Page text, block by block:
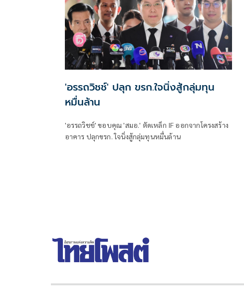
'อรรถวิชช์' ปลุก ขรก.ใจนิ่งสู้กลุ่มทุน
หมื่นล้าน
'อรรถวิชช์' ขอบคุณ 'สมอ.' ตัดเหล็ก IF ออกจากโครงสร้าง
อาคาร ปลุกขรก. ใจนิ่งสู้กลุ่มทุนหมื่นล้าน